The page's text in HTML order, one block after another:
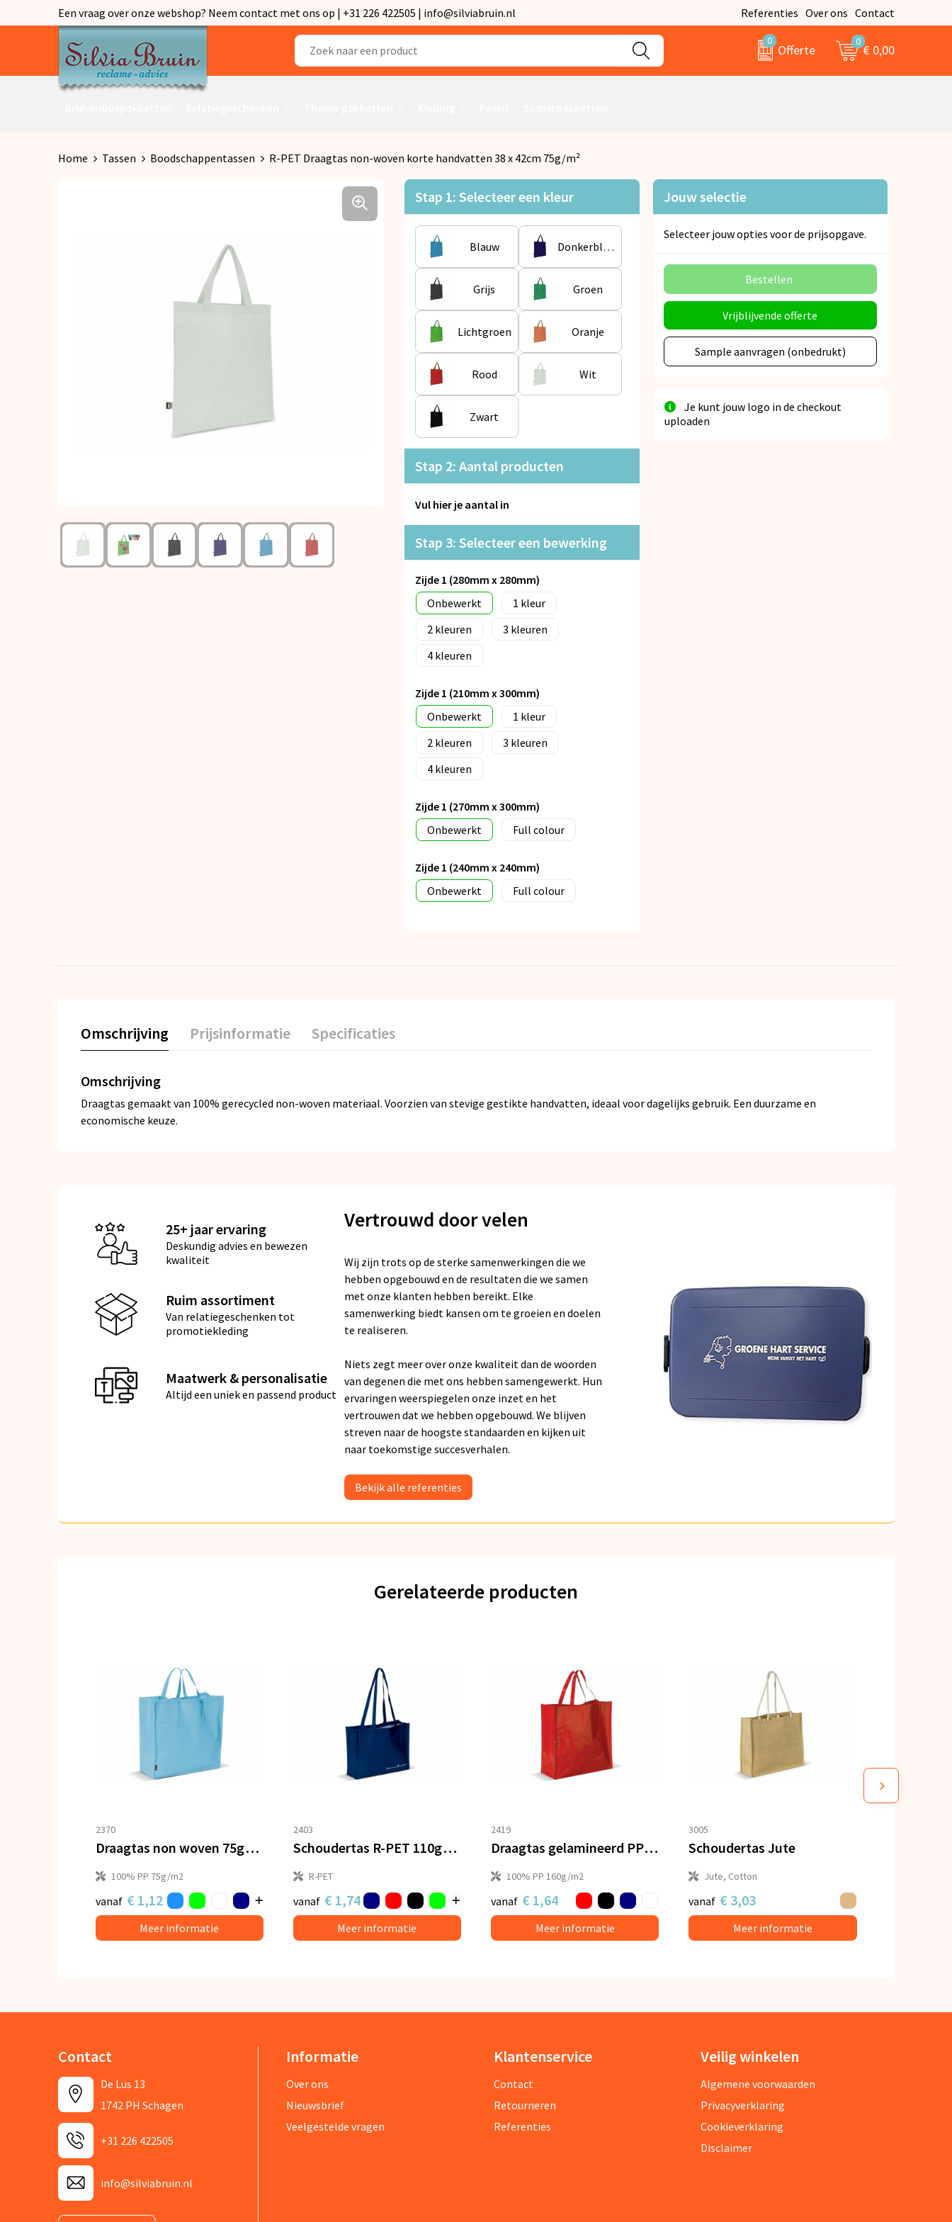
Een vraag over onze webshop? Neem contact met ons op | +31 226 422505 | info@silviabruin.nl Referenties Over ons Contact
0
Offerte
0
€ 0,00
Home Tassen Boodschappentassen R-PET Draagtas non-woven korte handvatten 38 x 42cm 75g/m²
Stap 1: Selecteer een kleur
Blauw Donkerblauw
Grijs Groen
Lichtgroen Oranje
Rood Wit
Zwart
Stap 2: Aantal producten
Vul hier je aantal in
Stap 3: Selecteer een bewerking
Zijde 1 (280mm x 280mm)
Onbewerkt
1
2
3
4
Zijde 1 (210mm x 300mm)
Onbewerkt
1
2
3
4
Zijde 1 (270mm x 300mm)
Onbewerkt
Full colour
Zijde 1 (240mm x 240mm)
Onbewerkt
Full colour
Jouw selectie
Selecteer jouw opties voor de prijsopgave.
Bestellen
Vrijblijvende offerte
Sample aanvragen (onbedrukt)
Je kunt jouw logo in de checkout
uploaden
Omschrijving Prijsinformatie Specificaties
Omschrijving
Draagtas gemaakt van 100% gerecycled non-woven materiaal. Voorzien van stevige gestikte handvatten, ideaal voor dagelijks gebruik. Een duurzame en
economische keuze.
25+ jaar ervaring
Deskundig advies en bewezen
kwaliteit
Ruim assortiment
Van relatiegeschenken tot
promotiekleding
Maatwerk & personalisatie
Altijd een uniek en passend product
Vertrouwd door velen
Wij zijn trots op de sterke samenwerkingen die we
hebben opgebouwd en de resultaten die we samen
met onze klanten hebben bereikt. Elke
samenwerking biedt kansen om te groeien en doelen
te realiseren.
Niets zegt meer over onze kwaliteit dan de woorden
van degenen die met ons hebben samengewerkt. Hun
ervaringen weerspiegelen onze inzet en het
vertrouwen dat we hebben opgebouwd. We blijven
streven naar de hoogste standaarden en kijken uit
naar toekomstige succesverhalen.
Bekijk alle referenties
Gerelateerde producten
2370
Draagtas non woven 75g/m²
100% PP 75g/m2
vanaf € 1,12
Meer informatie
2403
Schoudertas R-PET 110g/m²
R-PET
vanaf € 1,74
Meer informatie
2419
Draagtas gelamineerd PP woven 160g/m²
100% PP 160g/m2
vanaf € 1,64
Meer informatie
3005
Schoudertas Jute
Jute, Cotton
vanaf € 3,03
Meer informatie
Contact
De Lus 13
1742 PH Schagen
+31 226 422505
info@silviabruin.nl
Informatie
Over ons
Nieuwsbrief
Veelgestelde vragen
Klantenservice
Contact
Retourneren
Referenties
Veilig winkelen
Algemene voorwaarden
Privacyverklaring
Cookieverklaring
Disclaimer